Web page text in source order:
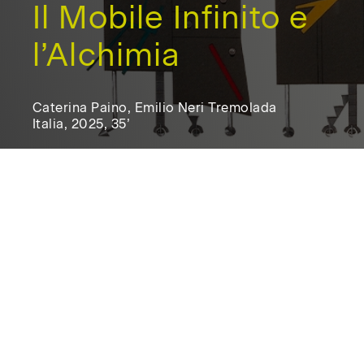
Il Mobile Infinito e
l’Alchimia
Caterina Paino, Emilio Neri Tremolada
Italia, 2025, 35’